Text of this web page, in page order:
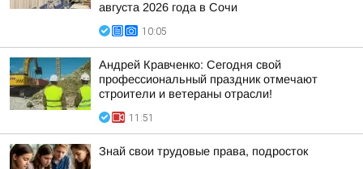
августа 2026 года в Сочи
10:05
Андрей Кравченко: Сегодня свой
профессиональный праздник отмечают
строители и ветераны отрасли!
11:51
Знай свои трудовые права, подросток